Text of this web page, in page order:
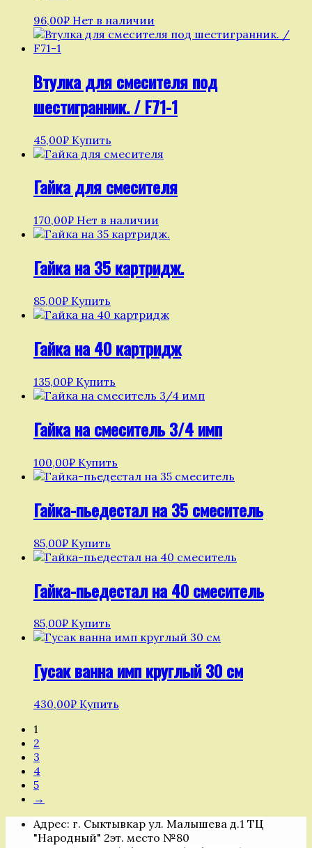
96,00₽ Нет в наличии
Втулка для смесителя под
шестигранник. / F71-1
45,00₽ Купить
Гайка для смесителя
170,00₽ Нет в наличии
Гайка на 35 картридж.
85,00₽ Купить
Гайка на 40 картридж
135,00₽ Купить
Гайка на смеситель 3/4 имп
100,00₽ Купить
Гайка-пьедестал на 35 смеситель
85,00₽ Купить
Гайка-пьедестал на 40 смеситель
85,00₽ Купить
Гусак ванна имп круглый 30 см
430,00₽ Купить
1
2
3
4
5
→
Адрес: г. Сыктывкар ул. Малышева д.1 ТЦ
"Народный" 2эт. место №80